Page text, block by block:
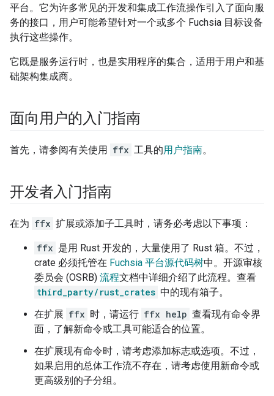
平台。它为许多常见的开发和集成工作流操作引入了面向服
务的接口，用户可能希望针对一个或多个 Fuchsia 目标设备
执行这些操作。
它既是服务运行时，也是实用程序的集合，适用于用户和基
础架构集成商。
面向用户的入门指南
首先，请参阅有关使用 ffx 工具的用户指南。
开发者入门指南
在为 ffx 扩展或添加子工具时，请务必考虑以下事项：
ffx 是用 Rust 开发的，大量使用了 Rust 箱。不过，
crate 必须托管在 Fuchsia 平台源代码树中。开源审核
委员会 (OSRB) 流程文档中详细介绍了此流程。查看
third_party/rust_crates 中的现有箱子。
在扩展 ffx 时，请运行 ffx help 查看现有命令界
面，了解新命令或工具可能适合的位置。
在扩展现有命令时，请考虑添加标志或选项。不过，
如果启用的总体工作流不存在，请考虑使用新命令或
更高级别的子分组。